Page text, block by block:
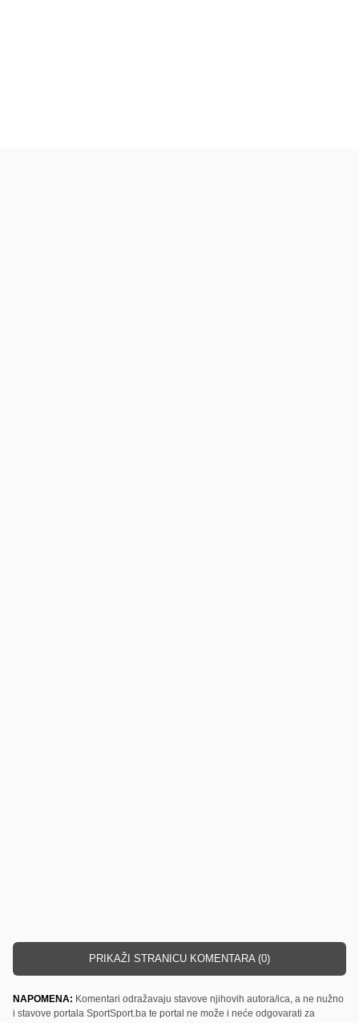
PRIKAŽI STRANICU KOMENTARA (0)
NAPOMENA: Komentari odražavaju stavove njihovih autora/ica, a ne nužno
i stavove portala SportSport.ba te portal ne može i neće odgovarati za